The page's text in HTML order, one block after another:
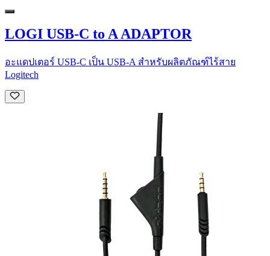
LOGI USB-C to A ADAPTOR
อะแดปเตอร์ USB-C เป็น USB-A สำหรับผลิตภัณฑ์ไร้สาย
Logitech